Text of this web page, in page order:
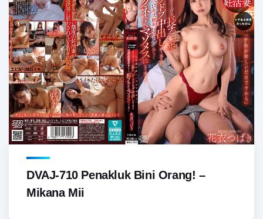
DVAJ-710 Penakluk Bini Orang! –
Mikana Mii